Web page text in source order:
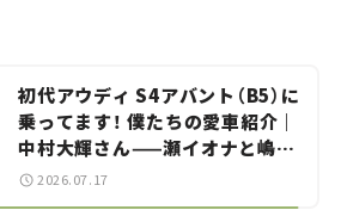
初代アウディ S4アバント（B5）に
乗ってます！ 僕たちの愛車紹介｜
中村大輝さん——瀬イオナと嶋田
智之の「クルマでざっくばらんば
2026.07.17